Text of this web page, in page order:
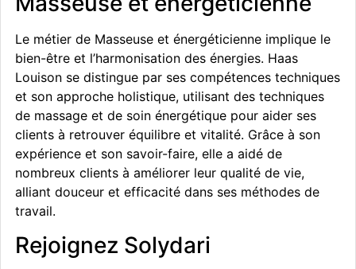
Le métier de Masseuse et énergéticienne implique le
bien-être et l’harmonisation des énergies. Haas
Louison se distingue par ses compétences techniques
et son approche holistique, utilisant des techniques
de massage et de soin énergétique pour aider ses
clients à retrouver équilibre et vitalité. Grâce à son
expérience et son savoir-faire, elle a aidé de
nombreux clients à améliorer leur qualité de vie,
alliant douceur et efficacité dans ses méthodes de
travail.
Rejoignez Solydari